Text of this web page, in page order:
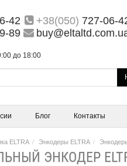
42 +38(050) 727-06-
89
до 18:00
Блог Контакты
ELTRA Энкодеры ELTRA
ЭНКОДЕР